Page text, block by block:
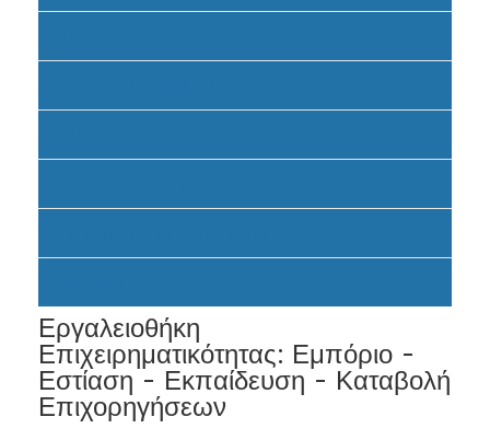
Εργαλειοθήκη
Επιχειρηματικότητας: Εμπόριο -
Εστίαση - Εκπαίδευση - Καταβολή
Επιχορηγήσεων